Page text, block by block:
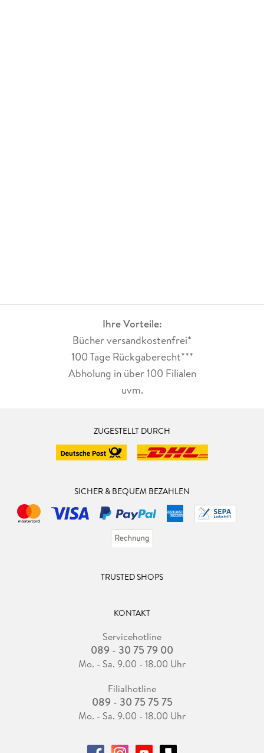
Ihre Vorteile:
Bücher versandkostenfrei*
100 Tage Rückgaberecht***
Abholung in über 100 Filialen
uvm.
ZUGESTELLT DURCH
SICHER & BEQUEM BEZAHLEN
TRUSTED SHOPS
KONTAKT
Servicehotline
089 - 30 75 79 00
Mo. - Sa. 9.00 - 18.00 Uhr
Filialhotline
089 - 30 75 75 75
Mo. - Sa. 9.00 - 18.00 Uhr